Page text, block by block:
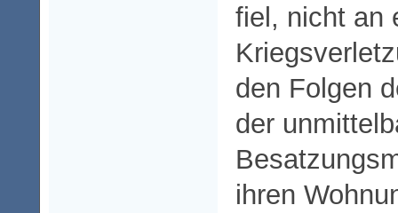
fiel, nicht an
den Folgen
der
ihren